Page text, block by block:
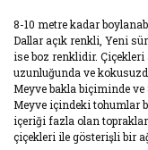
8-10 metre kadar
Dallar açık renkli, Yeni
ise boz renklidir. Çiçekleri
uzunluğunda ve
Meyve bakla biçiminde
Meyve içindeki tohumlar
içeriği fazla olan
çiçekleri ile gösterişli bir